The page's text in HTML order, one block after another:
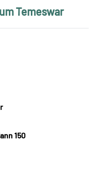
Temeswar
150